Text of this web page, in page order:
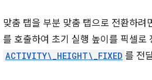
맞춤 탭을 부분 맞춤 탭으로 전환하려
를 호출하여 초기 실행 높이를 픽셀
ACTIVITY\_HEIGHT\_FIXED 를 전